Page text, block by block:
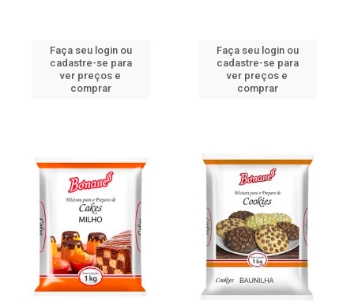
Faça seu login ou
cadastre-se para
ver preços e
comprar
Faça seu login ou
cadastre-se para
ver preços e
comprar